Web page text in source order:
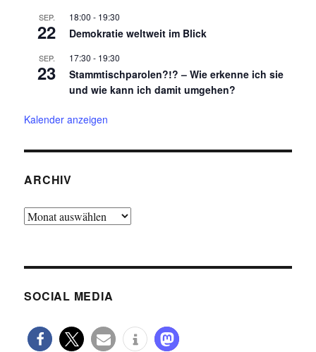
SEP.
22
18:00 - 19:30
Demokratie weltweit im Blick
SEP.
23
17:30 - 19:30
Stammtischparolen?!? – Wie erkenne ich sie
und wie kann ich damit umgehen?
Kalender anzeigen
ARCHIV
Archiv
SOCIAL MEDIA